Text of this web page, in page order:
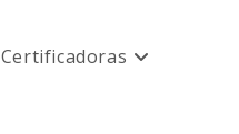
Certificadoras